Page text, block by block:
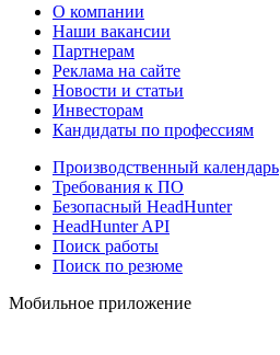
О компании
Наши вакансии
Партнерам
Реклама на сайте
Новости и статьи
Инвесторам
Кандидаты по профессиям
Производственный календарь
Требования к ПО
Безопасный HeadHunter
HeadHunter API
Поиск работы
Поиск по резюме
Мобильное приложение